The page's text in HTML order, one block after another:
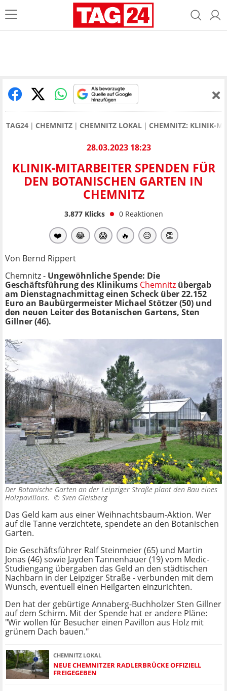
TAG24 CHEMNITZ CHEMNITZ LOKAL CHEMNITZ: KLINIK-
28.03.2023 18:23
KLINIK-MITARBEITER SPENDEN FÜR
DEN BOTANISCHEN GARTEN IN
CHEMNITZ
3.877Klicks 0 Reaktionen
❤️ 😂 😱 🔥 😥 👏
Von Bernd Rippert
Chemnitz - Ungewöhnliche Spende: Die
Geschäftsführung des Klinikums Chemnitz übergab
am Dienstagnachmittag einen Scheck über 22.152
Euro an Baubürgermeister Michael Stötzer (50) und
den neuen Leiter des Botanischen Gartens, Sten
Gillner (46).
Der Botanische Garten an der Leipziger Straße plant den Bau eines
Holzpavillons. © Sven Gleisberg
Das Geld kam aus einer Weihnachtsbaum-Aktion. Wer
auf die Tanne verzichtete, spendete an den Botanischen
Garten.
Die Geschäftsführer Ralf Steinmeier (65) und Martin
Jonas (46) sowie Jayden Tannenhauer (19) vom Medic-
Studiengang übergaben das Geld an den städtischen
Nachbarn in der Leipziger Straße - verbunden mit dem
Wunsch, eventuell einen Heilgarten einzurichten.
Den hat der gebürtige Annaberg-Buchholzer Sten Gillner
auf dem Schirm. Mit der Spende hat er andere Pläne:
"Wir wollen für Besucher einen Pavillon aus Holz mit
grünem Dach bauen."
CHEMNITZ LOKAL
NEUE CHEMNITZER RADLERBRÜCKE OFFIZIELL
FREIGEGEBEN